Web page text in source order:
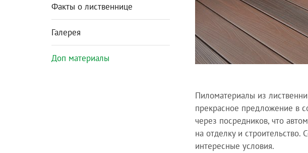
Факты о лиственнице
Галерея
Доп материалы
Пиломатериалы из
прекрасное предложение в
через посредников, что
на отделку и
интересные условия.